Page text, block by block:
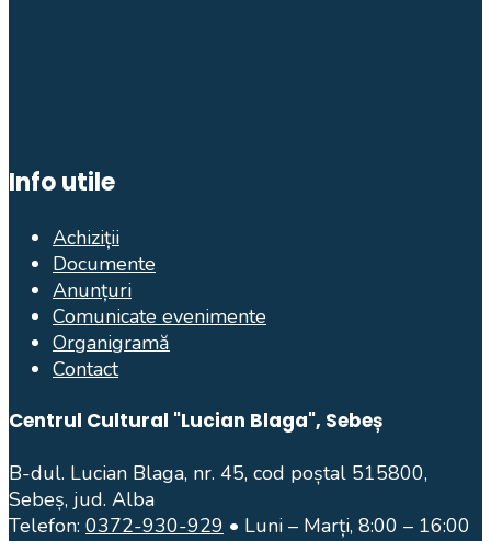
Info utile
Achiziții
Documente
Anunțuri
Comunicate evenimente
Organigramă
Contact
Centrul Cultural "Lucian Blaga", Sebeș
B-dul. Lucian Blaga, nr. 45, cod poștal 515800,
Sebeș, jud. Alba
Telefon: 0372-930-929 • Luni – Marți, 8:00 – 16:00